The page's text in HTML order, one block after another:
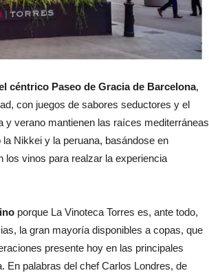
céntrico Paseo de Gracia de Barcelona,
con juegos de sabores seductores y el
verano mantienen las raíces mediterráneas
Nikkei y la peruana, basándose en
los vinos para realzar la experiencia
porque La Vinoteca Torres es, ante todo,
la gran mayoría disponibles a copas, que
presente hoy en las principales
En palabras del chef Carlos Londres, de